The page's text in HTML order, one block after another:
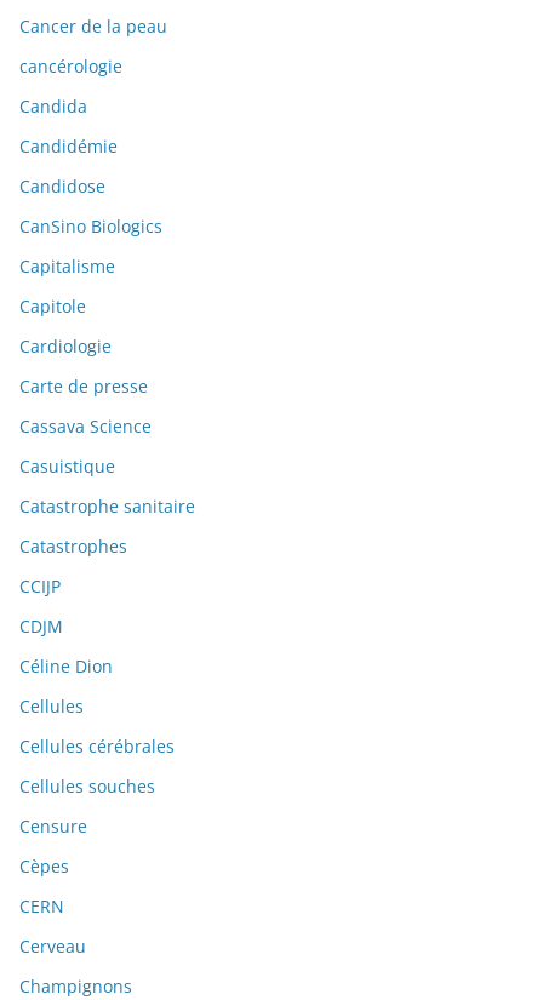
Cancer de la peau
cancérologie
Candida
Candidémie
Candidose
CanSino Biologics
Capitalisme
Capitole
Cardiologie
Carte de presse
Cassava Science
Casuistique
Catastrophe sanitaire
Catastrophes
CCIJP
CDJM
Céline Dion
Cellules
Cellules cérébrales
Cellules souches
Censure
Cèpes
CERN
Cerveau
Champignons